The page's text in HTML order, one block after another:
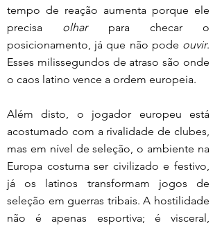
tempo de reação aumenta porque ele
precisa olhar para checar o
posicionamento, já que não pode ouvir.
Esses milissegundos de atraso são onde
o caos latino vence a ordem europeia.
Além disto, o jogador europeu está
acostumado com a rivalidade de clubes,
mas em nível de seleção, o ambiente na
Europa costuma ser civilizado e festivo,
já os latinos transformam jogos de
seleção em guerras tribais. A hostilidade
não é apenas esportiva; é visceral,